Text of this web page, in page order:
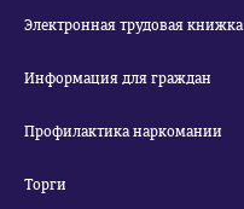
Электронная трудовая книжка
Информация для граждан
Профилактика наркомании
Торги